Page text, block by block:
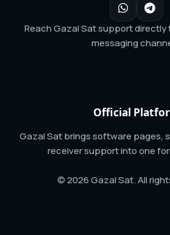
Reach Gazal Sat support
messaging
Official
Gazal Sat brings software pages,
receiver support into one
© 2026 Gazal Sat. All